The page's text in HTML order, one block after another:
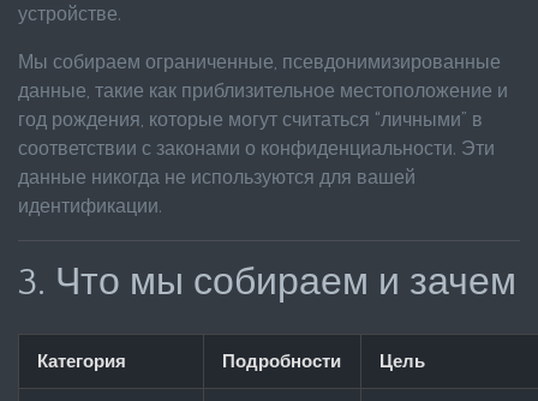
устройстве.
Мы собираем ограниченные, псевдонимизированные
данные, такие как приблизительное местоположение и
год рождения, которые могут считаться “личными” в
соответствии с законами о конфиденциальности. Эти
данные никогда не используются для вашей
идентификации.
3. Что мы собираем и зачем
Категория Подробности Цель